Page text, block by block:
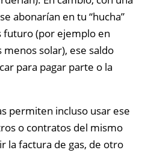
abonarían en tu “hucha”
futuro (por ejemplo en
solar), ese saldo
para pagar parte o la
permiten incluso usar ese
o contratos del mismo
la factura de gas, de otro